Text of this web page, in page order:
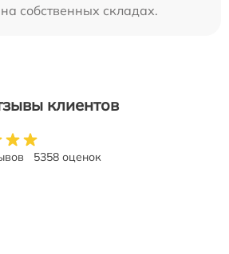
собственных складах.
клиентов
5358 оценок